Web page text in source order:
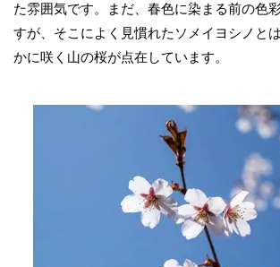
た雰囲気です。まだ、春色に染まる前の色
すが、そこによく見慣れたソメイヨシノと
かに咲く山の桜が点在しています。